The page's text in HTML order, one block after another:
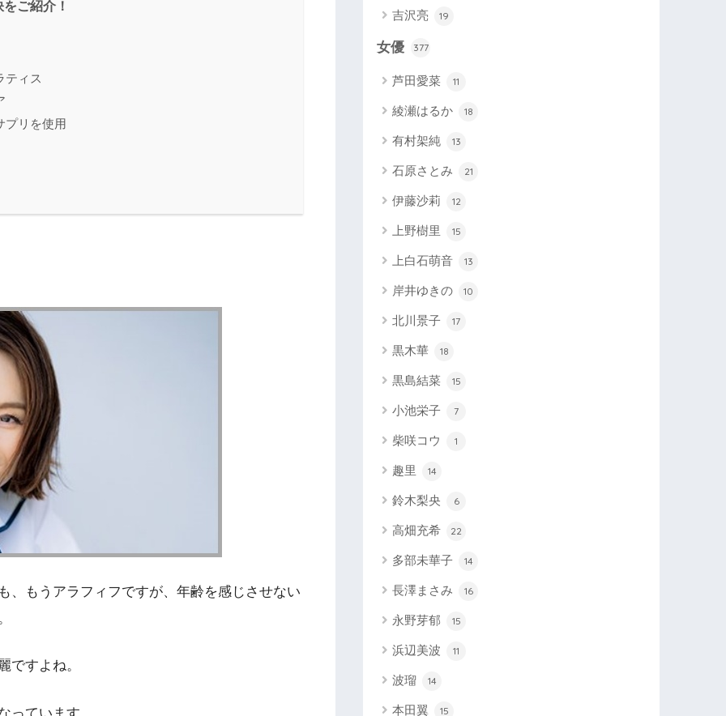
ご紹介！
ィス
リを使用
、もうアラフィフですが、年齢を感じさせない
ですよね。
吉沢亮 19
女優 377
芦田愛菜 11
綾瀬はるか 18
有村架純 13
石原さとみ 21
伊藤沙莉 12
上野樹里 15
上白石萌音 13
岸井ゆきの 10
北川景子 17
黒木華 18
黒島結菜 15
小池栄子 7
柴咲コウ 1
趣里 14
鈴木梨央 6
高畑充希 22
多部未華子 14
長澤まさみ 16
永野芽郁 15
浜辺美波 11
波瑠 14
本田翼 15